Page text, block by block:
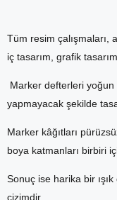
Tüm resim çalışmaları,
iç tasarım, grafik
Marker defterleri yoğun
yapmayacak şekilde
Marker kâğıtları
boya katmanları birbiri
Sonuç ise harika bir
çizimdir.